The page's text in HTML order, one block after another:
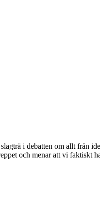
i debatten om allt från
och menar att vi faktiskt